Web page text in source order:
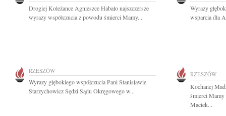
Drogiej Koleżance Agnieszce Habało najszczersze
wyrazy współczucia z powodu śmierci Mamy...
Wyrazy
wsparcia dla
RZESZÓW
Wyrazy głębokiego współczucia Pani Stanisławie
Starzychowicz Sędzi Sądu Okręgowego w...
RZESZÓW
Kochanej
śmierci Mamy
Maciek...